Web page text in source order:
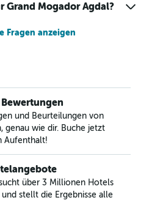
Grand Mogador Agdal?
Fragen anzeigen
und Beurteilungen von
genau wie dir. Buche jetzt
Aufenthalt!
über 3 Millionen Hotels
stellt die Ergebnisse alle